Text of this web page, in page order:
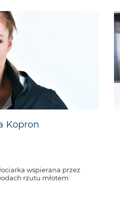
Kopron
wspierana przez
rzutu młotem